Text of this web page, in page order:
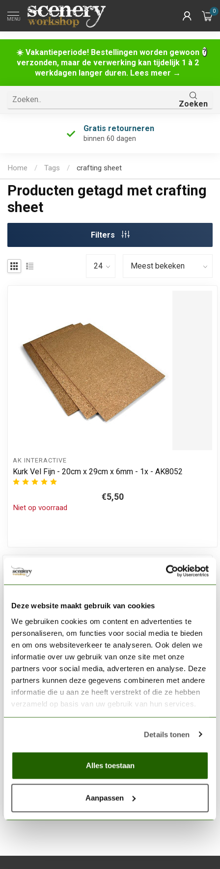
Deze website maakt gebruik van cookies
We gebruiken cookies om content en advertenties te
personaliseren, om functies voor social media te bieden
en om ons websiteverkeer te analyseren. Ook delen we
informatie over uw gebruik van onze site met onze
partners voor social media, adverteren en analyse. Deze
partners kunnen deze gegevens combineren met andere
informatie die u aan ze heeft verstrekt of die ze hebben
verzameld op basis van uw gebruik van hun services.
Details tonen
Alles toestaan
Aanpassen
☀️ Vakantieperiode! Bestellingen worden gewoon
verzonden, maar de verwerking kan tijdelijk 1 à 2
werkdagen langer duren. Lees meer →
MENU
0
Zoeken
Gratis retourneren
binnen 60 dagen
Home / Tags / crafting sheet
Producten getagd met crafting
sheet
Filters
AK INTERACTIVE
Kurk Vel Fijn - 20cm x 29cm x 6mm - 1x - AK8052
€5,50
Niet op voorraad
Kurk Vel Grof - 20cm x 30cm x 2mm - 2x - AK8053
€4,50
Niet op voorraad